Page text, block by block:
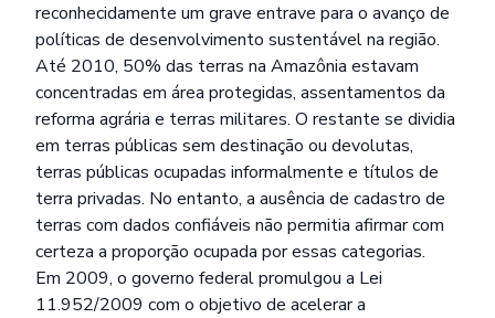
reconhecidamente um grave entrave para o avanço de
políticas de desenvolvimento sustentável na região.
Até 2010, 50% das terras na Amazônia estavam
concentradas em área protegidas, assentamentos da
reforma agrária e terras militares. O restante se dividia
em terras públicas sem destinação ou devolutas,
terras públicas ocupadas informalmente e títulos de
terra privadas. No entanto, a ausência de cadastro de
terras com dados confiáveis não permitia afirmar com
certeza a proporção ocupada por essas categorias.
Em 2009, o governo federal promulgou a Lei
11.952/2009 com o objetivo de acelerar a